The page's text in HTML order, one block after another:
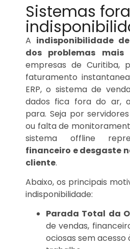
Sistemas
A indisponibilidade
dos problemas mais
empresas de Curitiba,
faturamento
ERP, o sistema de
dados fica fora do ar,
para. Seja por
ou falta de
sistema offline
financeiro e desgaste
cliente.
Abaixo, os principais
indisponibilidade:
Parada Total da
de vendas,
ociosas sem